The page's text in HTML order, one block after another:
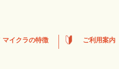
マイクラの特徴 ご利用案内